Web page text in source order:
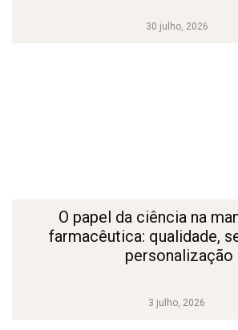
30 julho, 2026
3 julho, 2026
O papel da ciência na
farmacêutica: qualidade,
personalização